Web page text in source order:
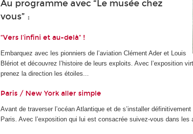
Au programme avec “Le musée chez
vous” :
“Vers l'infini et au-delà" !
Embarquez avec les pionniers de l’aviation Clément Ader et Louis
Blériot et découvrez l’histoire de leurs exploits. Avec l’exposition
prenez la direction les étoiles...
Paris / New York aller simple
Avant de traverser l’océan Atlantique et de s’installer
Paris. Avec l’exposition qui lui est consacrée suivez-vous dans